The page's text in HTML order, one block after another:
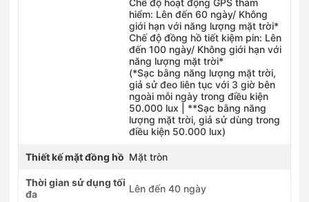
Chế độ hoạt động GPS thám
hiểm: Lên đến 60 ngày/ Không
giới hạn với năng lượng mặt trời*
Chế độ đồng hồ tiết kiệm pin: Lên
đến 100 ngày/ Không giới hạn với
năng lượng mặt trời*
(*Sạc bằng năng lượng mặt trời,
giả sử đeo liên tục với 3 giờ bên
ngoài mỗi ngày trong điều kiện
50.000 lux | **Sạc bằng năng
lượng mặt trời, giả sử dùng trong
điều kiện 50.000 lux)
Thiết kế mặt đồng hồ Mặt tròn
Thời gian sử dụng tối
đa
Lên đến 40 ngày